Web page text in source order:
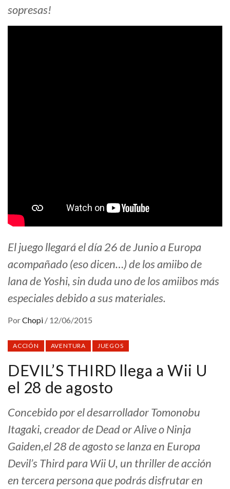
sopresas!
El juego llegará el día 26 de Junio a Europa
acompañado (eso dicen…) de los amiibo de
lana de Yoshi, sin duda uno de los amiibos más
especiales debido a sus materiales.
PorChopi / 12/06/2015
ACCIÓN AVENTURA JUEGOS
DEVIL’S THIRD llega a Wii U
el 28 de agosto
Concebido por el desarrollador Tomonobu
Itagaki,creador de Dead or Alive o Ninja
Gaiden,el 28 de agosto se lanza en Europa
Devil’s Third para Wii U, un thriller de acción
en tercera persona que podrás disfrutar en